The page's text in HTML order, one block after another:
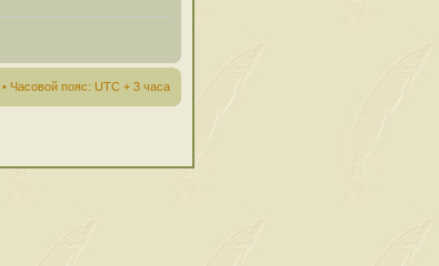
• Часовой пояс: UTC + 3 часа